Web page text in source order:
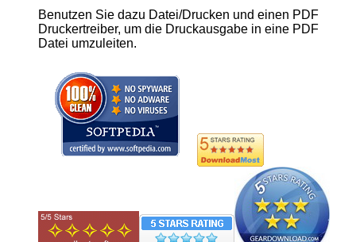
Benutzen Sie dazu Datei/Drucken und einen PDF
Druckertreiber, um die Druckausgabe in eine PDF
Datei umzuleiten.